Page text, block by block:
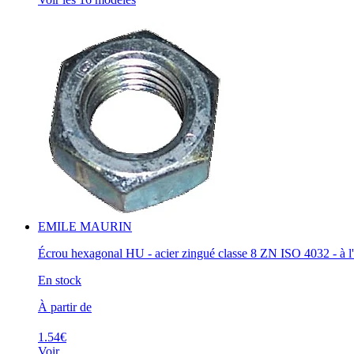
EMILE MAURIN
Écrou hexagonal HU - acier zingué classe 8 ZN ISO 4032 - à
En stock
À partir de
1.54€
Voir